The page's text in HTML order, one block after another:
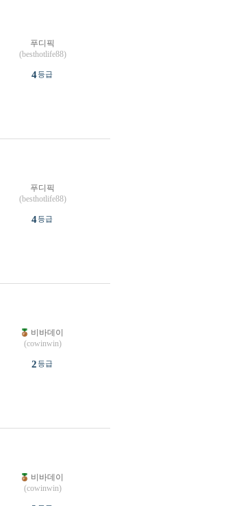
푸디픽
(besthotlife88)
4등급
푸디픽
(besthotlife88)
4등급
비바데이
(cowinwin)
2등급
비바데이
(cowinwin)